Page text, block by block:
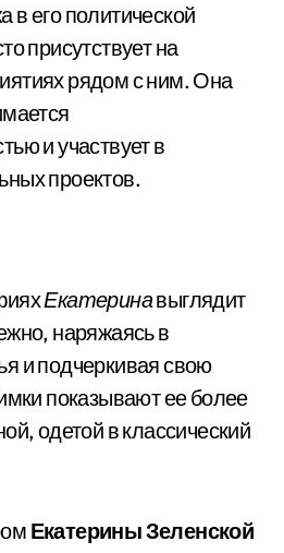
в его политической
присутствует на
рядом с ним. Она
и участвует в
проектов.
Екатеринавыглядит
наряжаясь в
и подчеркивая свою
показывают ее более
одетой в классический
Екатерины Зеленской